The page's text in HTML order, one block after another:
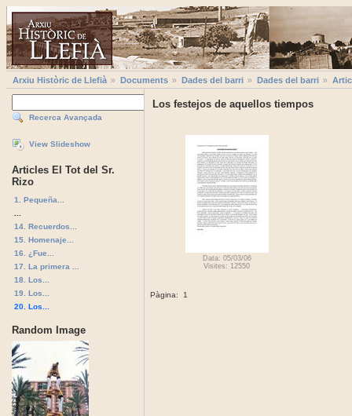
Arxiu Històric de Llefià Documents Dades del barri Dades del barri
Recerca Avançada
View Slideshow
Articles El Tot del Sr.
Rizo
1. Pequeña...
14. Recuerdos...
15. Homenaje...
16. ¿Fue...
17. La primera ...
18. Los...
19. Los...
20. Los...
Random Image
Los festejos de aquellos tiempos
Data: 05/03/06
Visites: 12550
Pàgina: 1